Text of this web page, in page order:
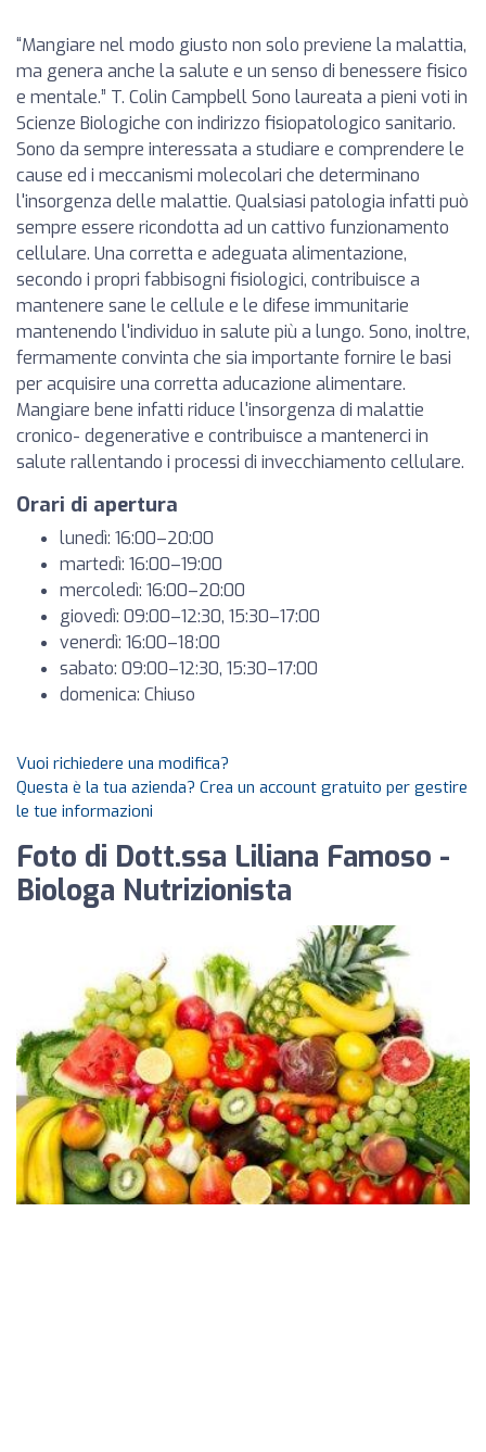
“Mangiare nel modo giusto non solo previene la malattia,
ma genera anche la salute e un senso di benessere fisico
e mentale.” T. Colin Campbell Sono laureata a pieni voti in
Scienze Biologiche con indirizzo fisiopatologico sanitario.
Sono da sempre interessata a studiare e comprendere le
cause ed i meccanismi molecolari che determinano
l'insorgenza delle malattie. Qualsiasi patologia infatti può
sempre essere ricondotta ad un cattivo funzionamento
cellulare. Una corretta e adeguata alimentazione,
secondo i propri fabbisogni fisiologici, contribuisce a
mantenere sane le cellule e le difese immunitarie
mantenendo l'individuo in salute più a lungo. Sono, inoltre,
fermamente convinta che sia importante fornire le basi
per acquisire una corretta aducazione alimentare.
Mangiare bene infatti riduce l'insorgenza di malattie
cronico- degenerative e contribuisce a mantenerci in
salute rallentando i processi di invecchiamento cellulare.
Orari di apertura
lunedì: 16:00–20:00
martedì: 16:00–19:00
mercoledì: 16:00–20:00
giovedì: 09:00–12:30, 15:30–17:00
venerdì: 16:00–18:00
sabato: 09:00–12:30, 15:30–17:00
domenica: Chiuso
Vuoi richiedere una modifica?
Questa è la tua azienda? Crea un account gratuito per gestire
le tue informazioni
Foto di Dott.ssa Liliana Famoso -
Biologa Nutrizionista